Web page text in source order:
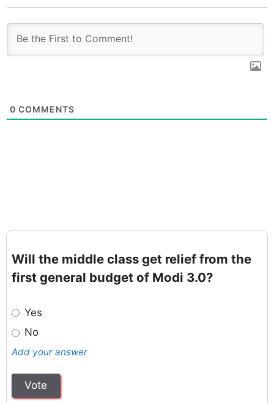
0 COMMENTS
Will the middle class get relief from the
first general budget of Modi 3.0?
Yes
No
Add your answer